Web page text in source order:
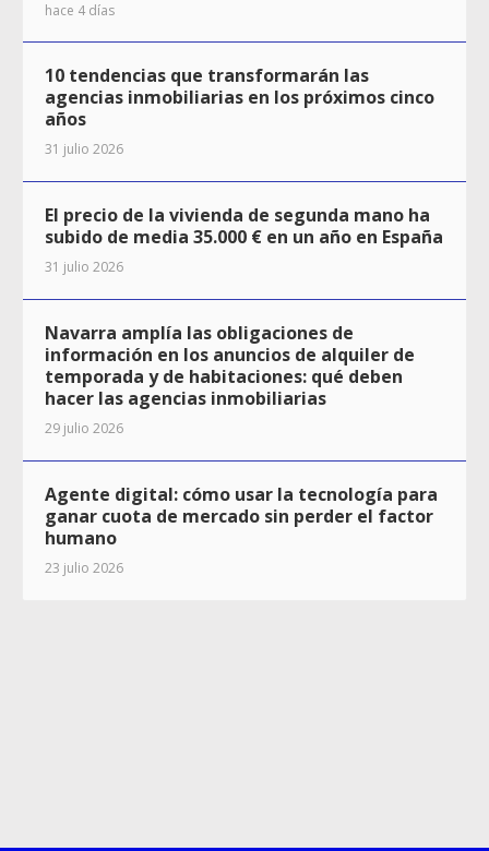
hace 4 días
10 tendencias que transformarán las
agencias inmobiliarias en los próximos cinco
años
31 julio 2026
El precio de la vivienda de segunda mano ha
subido de media 35.000 € en un año en España
31 julio 2026
Navarra amplía las obligaciones de
información en los anuncios de alquiler de
temporada y de habitaciones: qué deben
hacer las agencias inmobiliarias
29 julio 2026
Agente digital: cómo usar la tecnología para
ganar cuota de mercado sin perder el factor
humano
23 julio 2026